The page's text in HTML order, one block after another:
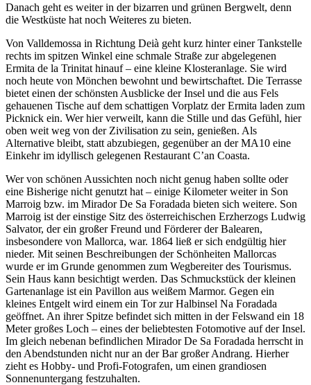
Danach geht es weiter in der bizarren und grünen Bergwelt, denn
die Westküste hat noch Weiteres zu bieten.
Von Valldemossa in Richtung Deià geht kurz hinter einer Tankstelle
rechts im spitzen Winkel eine schmale Straße zur abgelegenen
Ermita de la Trinitat hinauf – eine kleine Klosteranlage. Sie wird
noch heute von Mönchen bewohnt und bewirtschaftet. Die Terrasse
bietet einen der schönsten Ausblicke der Insel und die aus Fels
gehauenen Tische auf dem schattigen Vorplatz der Ermita laden zum
Picknick ein. Wer hier verweilt, kann die Stille und das Gefühl, hier
oben weit weg von der Zivilisation zu sein, genießen. Als
Alternative bleibt, statt abzubiegen, gegenüber an der MA10 eine
Einkehr im idyllisch gelegenen Restaurant C’an Coasta.
Wer von schönen Aussichten noch nicht genug haben sollte oder
eine Bisherige nicht genutzt hat – einige Kilometer weiter in Son
Marroig bzw. im Mirador De Sa Foradada bieten sich weitere. Son
Marroig ist der einstige Sitz des österreichischen Erzherzogs Ludwig
Salvator, der ein großer Freund und Förderer der Balearen,
insbesondere von Mallorca, war. 1864 ließ er sich endgültig hier
nieder. Mit seinen Beschreibungen der Schönheiten Mallorcas
wurde er im Grunde genommen zum Wegbereiter des Tourismus.
Sein Haus kann besichtigt werden. Das Schmuckstück der kleinen
Gartenanlage ist ein Pavillon aus weißem Marmor. Gegen ein
kleines Entgelt wird einem ein Tor zur Halbinsel Na Foradada
geöffnet. An ihrer Spitze befindet sich mitten in der Felswand ein 18
Meter großes Loch – eines der beliebtesten Fotomotive auf der Insel.
Im gleich nebenan befindlichen Mirador De Sa Foradada herrscht in
den Abendstunden nicht nur an der Bar großer Andrang. Hierher
zieht es Hobby- und Profi-Fotografen, um einen grandiosen
Sonnenuntergang festzuhalten.